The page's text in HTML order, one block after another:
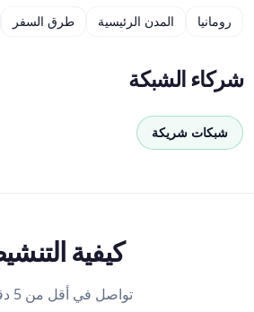
رومانيا المدن الرئيسية طرق السفر
شركاء الشبكة
شبكات شريكة
كيفية
تواصل في أقل من 5 دقائق.